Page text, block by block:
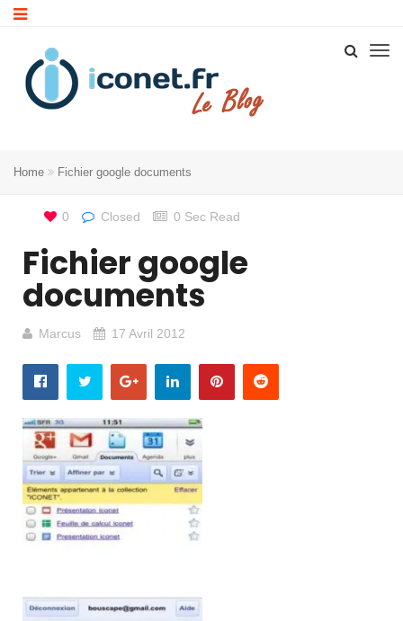
Home Fichier google documents
0 Closed 0 Sec Read
Fichier google
documents
Marcus 17 Avril 2012